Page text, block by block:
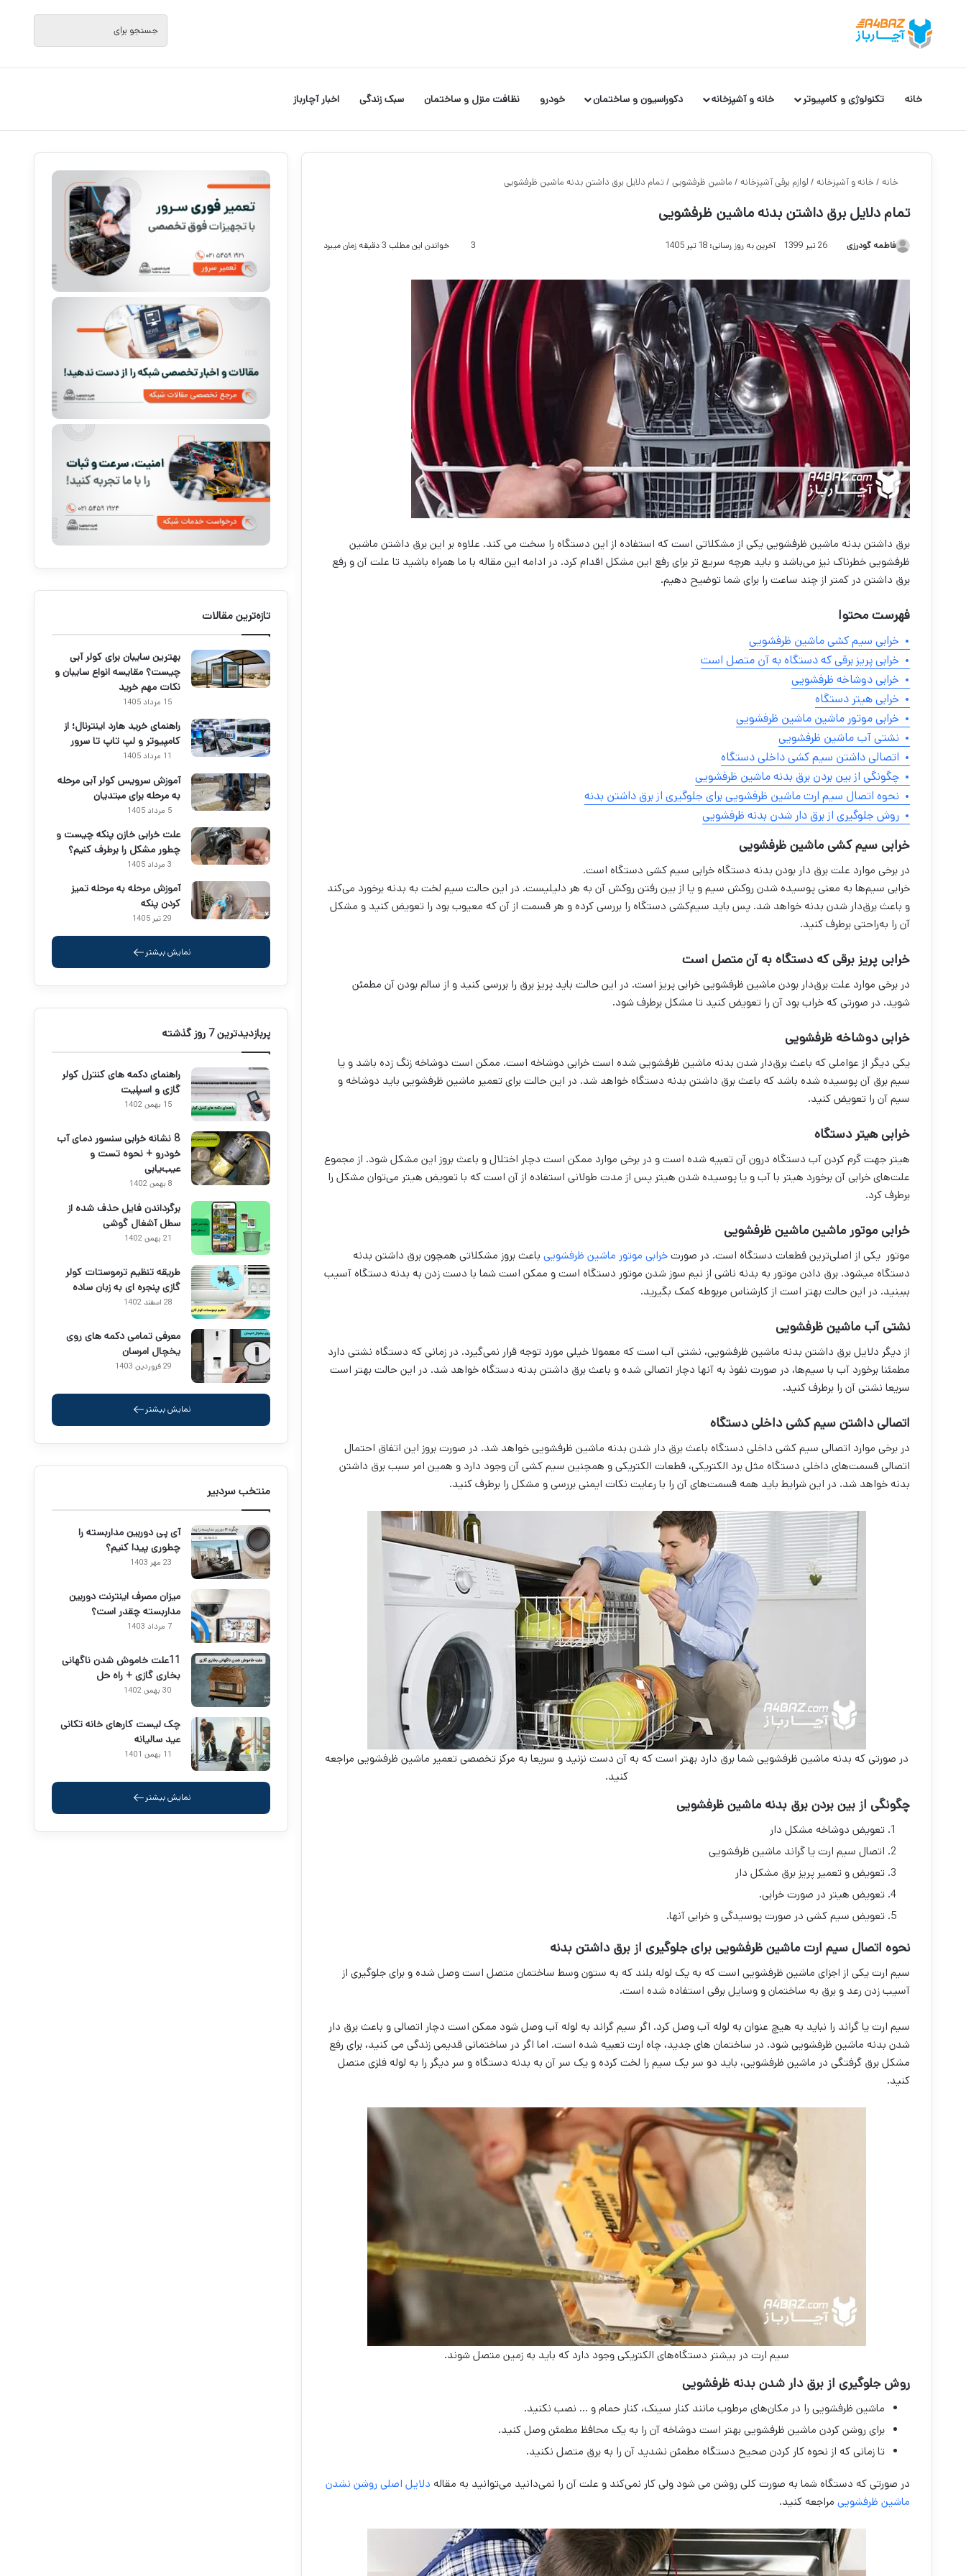
جستجو
خانه تکنولوژی و کامپیوتر خانه و آشپزخانه دکوراسیون و ساختمان خودرو نظافت منزل و ساختمان سبک زندگی اخبار آچارباز
خانه / خانه و آشپزخانه / لوازم برقی آشپزخانه / ماشین ظرفشویی /تمام دلایل برق داشتن بدنه ماشین ظرفشویی
تمام دلایل برق داشتن بدنه ماشین ظرفشویی
فاطمه گودرزی 26 تیر 1399 آخرین به روز رسانی: 18 تیر 1405 3 خواندن این مطلب 3 دقیقه زمان میبرد
برق داشتن بدنه ماشین ظرفشویی یکی از مشکلاتی است که استفاده از این دستگاه را سخت می کند. علاوه بر این برق داشتن ماشین
ظرفشویی خطرناک نیز می‌باشد و باید هرچه سریع تر برای رفع این مشکل اقدام کرد. در ادامه این مقاله با ما همراه باشید تا علت آن و رفع
برق داشتن در کمتر از چند ساعت را برای شما توضیح دهیم.
فهرست محتوا
خرابی سیم کشی ماشین ظرفشویی
خرابی پریز برقی که دستگاه به آن متصل است
خرابی دوشاخه ظرفشویی
خرابی هیتر دستگاه
خرابی موتور ماشین ماشین ظرفشویی
نشتی آب ماشین ظرفشویی
اتصالی داشتن سیم کشی داخلی دستگاه
چگونگی از بین بردن برق بدنه ماشین ظرفشویی
نحوه اتصال سیم ارت ماشین ظرفشویی برای جلوگیری از برق داشتن بدنه
روش جلوگیری از برق دار شدن بدنه ظرفشویی
خرابی سیم کشی ماشین ظرفشویی
در برخی موارد علت برق دار بودن بدنه دستگاه خرابی سیم کشی دستگاه است.
خرابی سیم‌ها به معنی پوسیده شدن روکش سیم و یا از بین رفتن روکش آن به هر دلیلیست. در این حالت سیم لخت به بدنه برخورد می‌کند
و باعث برق‌دار شدن بدنه خواهد شد. پس باید سیم‌کشی دستگاه را بررسی کرده و هر قسمت از آن که معیوب بود را تعویض کنید و مشکل
آن را به‌راحتی برطرف کنید.
خرابی پریز برقی که دستگاه به آن متصل است
در برخی موارد علت برق‌دار بودن ماشین ظرفشویی خرابی پریز است. در این حالت باید پریز برق را بررسی کنید و از سالم بودن آن مطمئن
شوید. در صورتی که خراب بود آن را تعویض کنید تا مشکل برطرف شود.
خرابی دوشاخه ظرفشویی
یکی دیگر از عواملی که باعث برق‌دار شدن بدنه ماشین ظرفشویی شده است خرابی دوشاخه است. ممکن است دوشاخه زنگ زده باشد و یا
سیم برق آن پوسیده شده باشد که باعث برق داشتن بدنه دستگاه خواهد شد. در این حالت برای تعمیر ماشین ظرفشویی باید دو‌شاخه و
سیم آن را تعویض کنید.
خرابی هیتر دستگاه
هیتر جهت گرم کردن آب دستگاه درون آن تعبیه شده است و در برخی موارد ممکن است دچار اختلال و باعث بروز این مشکل شود. از مجموع
علت‌های خرابی آن برخورد هیتر با آب و یا پوسیده شدن هیتر پس از مدت طولانی استفاده از آن است که با تعویض هیتر می‌توان مشکل را
برطرف کرد.
خرابی موتور ماشین ماشین ظرفشویی
موتور یکی از اصلی‌ترین قطعات دستگاه است. در صورتخرابی موتور ماشین ظرفشویی باعث بروز مشکلاتی همچون برق داشتن بدنه
دستگاه میشود. برق دادن موتور به بدنه ناشی از نیم سوز شدن موتور دستگاه است و ممکن است شما با دست زدن به بدنه دستگاه آسیب
ببینید. در این حالت بهتر است از کارشناس مربوطه کمک بگیرید.
نشتی آب ماشین ظرفشویی
از دیگر دلایل برق داشتن بدنه ماشین ظرفشویی، نشتی آب است که معمولا خیلی مورد توجه قرار نمی‌گیرد. در زمانی که دستگاه نشتی دارد
مطمئنا برخورد آب با سیم‌ها، در صورت نفوذ به آنها دچار اتصالی شده و باعث برق داشتن بدنه دستگاه خواهد شد. در این حالت بهتر است
سریعا نشتی آن را برطرف کنید.
اتصالی داشتن سیم کشی داخلی دستگاه
در برخی موارد اتصالی سیم کشی داخلی دستگاه باعث برق دار شدن بدنه ماشین ظرفشویی خواهد شد. در صورت بروز این اتفاق احتمال
اتصالی قسمت‌های داخلی دستگاه مثل برد الکتریکی، قطعات الکتریکی و همچنین سیم کشی آن وجود دارد و همین امر سبب برق داشتن
بدنه خواهد شد. در این شرایط باید همه قسمت‌های آن را با رعایت نکات ایمنی بررسی و مشکل را برطرف کنید.
در صورتی که بدنه ماشین ظرفشویی شما برق دارد بهتر است که به آن دست نزنید و سریعا به مرکز تخصصی تعمیر ماشین ظرفشویی مراجعه
کنید.
چگونگی از بین بردن برق بدنه ماشین ظرفشویی
تعویض دوشاخه مشکل دار
اتصال سیم ارت یا گراند ماشین ظرفشویی
تعویض و تعمیر پریز برق مشکل دار
تعویض هیتر در صورت خرابی.
تعویض سیم کشی در صورت پوسیدگی و خرابی آنها.
نحوه اتصال سیم ارت ماشین ظرفشویی برای جلوگیری از برق داشتن بدنه
سیم ارت یکی از اجزای ماشین ظرفشویی است که به یک لوله بلند که به ستون وسط ساختمان متصل است وصل شده و برای جلوگیری از
آسیب زدن رعد و برق به ساختمان و وسایل برقی استفاده شده است.
سیم ارت یا گراند را نباید به هیچ عنوان به لوله آب وصل کرد. اگر سیم گراند به لوله آب وصل شود ممکن است دچار اتصالی و باعث برق دار
شدن بدنه ماشین ظرفشویی شود. در ساختمان های جدید، چاه ارت تعبیه شده است. اما اگر در ساختمانی قدیمی زندگی می کنید، برای رفع
مشکل برق گرفتگی در ماشین ظرفشویی، باید دو سر یک سیم را لخت کرده و یک سر آن به بدنه دستگاه و سر دیگر را به لوله فلزی متصل
کنید.
سیم ارت در بیشتر دستگاه‌های الکتریکی وجود دارد که باید به زمین متصل شوند.
روش جلوگیری از برق دار شدن بدنه ظرفشویی
ماشین ظرفشویی را در مکان‌های مرطوب مانند کنار سینک، کنار حمام و … نصب نکنید.
برای روشن کردن ماشین ظرفشویی بهتر است دوشاخه آن را به یک محافظ مطمئن وصل کنید.
تا زمانی که از نحوه کار کردن صحیح دستگاه مطمئن نشدید آن را به برق متصل نکنید.
در صورتی که دستگاه شما به صورت کلی روشن می شود ولی کار نمی‌کند و علت آن را نمی‌دانید می‌توانید به مقاله دلایل اصلی روشن نشدن
ماشین ظرفشویی مراجعه کنید.
تازه‌ترین مقالات
بهترین سایبان برای کولر آبی
چیست؟ مقایسه انواع سایبان و
نکات مهم خرید
15 مرداد 1405
راهنمای خرید هارد اینترنال؛ از
کامپیوتر و لپ تاپ تا سرور
11 مرداد 1405
آموزش سرویس کولر آبی مرحله
به مرحله برای مبتدیان
5 مرداد 1405
علت خرابی خازن پنکه چیست و
چطور مشکل را برطرف کنیم؟
3 مرداد 1405
آموزش مرحله به مرحله تمیز
کردن پنکه
29 تیر 1405
نمایش بیشتر
پربازدیدترین 7 روز گذشته
راهنمای دکمه های کنترل کولر
گازی و اسپلیت
15 بهمن 1402
8 نشانه خرابی سنسور دمای آب
خودرو + نحوه تست و
عیب‌یابی
8 بهمن 1402
برگرداندن فایل حذف شده از
سطل آشغال گوشی
21 بهمن 1402
طریقه تنظیم ترموستات کولر
گازی پنجره ای به زبان ساده
28 اسفند 1402
معرفی تمامی دکمه های روی
یخچال امرسان
29 فروردین 1403
نمایش بیشتر
منتخب سردبیر
آی پی دوربین مداربسته را
چطوری پیدا کنیم؟
23 مهر 1403
میزان مصرف اینترنت دوربین
مداربسته چقدر است؟
7 مرداد 1403
11علت خاموش شدن ناگهانی
بخاری گازی + راه حل
30 بهمن 1402
چک لیست کارهای خانه تکانی
عید سالیانه
11 بهمن 1401
نمایش بیشتر